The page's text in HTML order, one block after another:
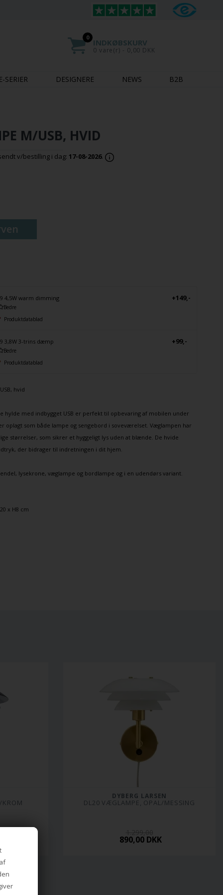
0
INDKØBSKURV
0 vare(r) - 0,00 DKK
SERIER DESIGNERE NEWS B2B
M/USB, HVID
v/bestilling i dag: 17-08-2026.
4,5W warm dimming
Bedre
Produktdatablad
+149,-
3,8W 3-trins dæmp
Bedre
Produktdatablad
+99,-
hvid
hylde med indbygget USB er perfekt til opbevaring af mobilen under
oplagt som både lampe og sengebord i soveværelset. Væglampen har
størrelser, som sikrer et hyggeligt lys uden at blænde. De hvide
der bidrager til indretningen i dit hjem.
, lysekrone, væglampe og bordlampe og i en udendørs variant.
x H8 cm
DYBERG LARSEN
DL20 VÆGLAMPE, OPAL/MESSING
890,00 DKK